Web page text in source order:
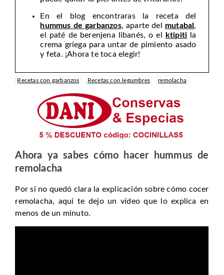
En el blog encontraras la receta del
hummus de garbanzos, aparte del mutabal ,
el paté de berenjena libanés, o el
ktipiti la
crema griega para untar de pimiento asado
y feta. ¡Ahora te toca elegir!
Recetas con garbanzos Recetas con legumbres remolacha
Ahora ya sabes cómo hacer hummus de
remolacha
Por si no quedó clara la explicación sobre cómo cocer
remolacha, aquí te dejo un vídeo que lo explica en
menos de un minuto.